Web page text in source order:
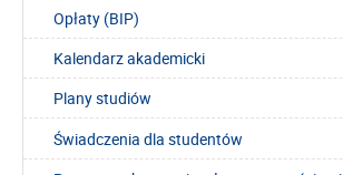
Opłaty (BIP)
Kalendarz akademicki
Plany studiów
Świadczenia dla studentów